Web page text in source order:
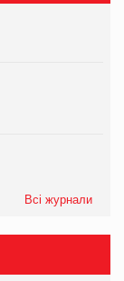
Всі журнали